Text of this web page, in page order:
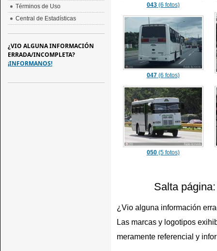
043(6 fotos)
047(6 fotos)
050(5 fotos)
Salta
¿Vio alguna información
Las marcas y logotipos
meramente referencial y
Términos de Uso
Central de Estadísticas
¿VIO ALGUNA INFORMACIÓN
ERRADA/INCOMPLETA?
¡INFORMANOS!